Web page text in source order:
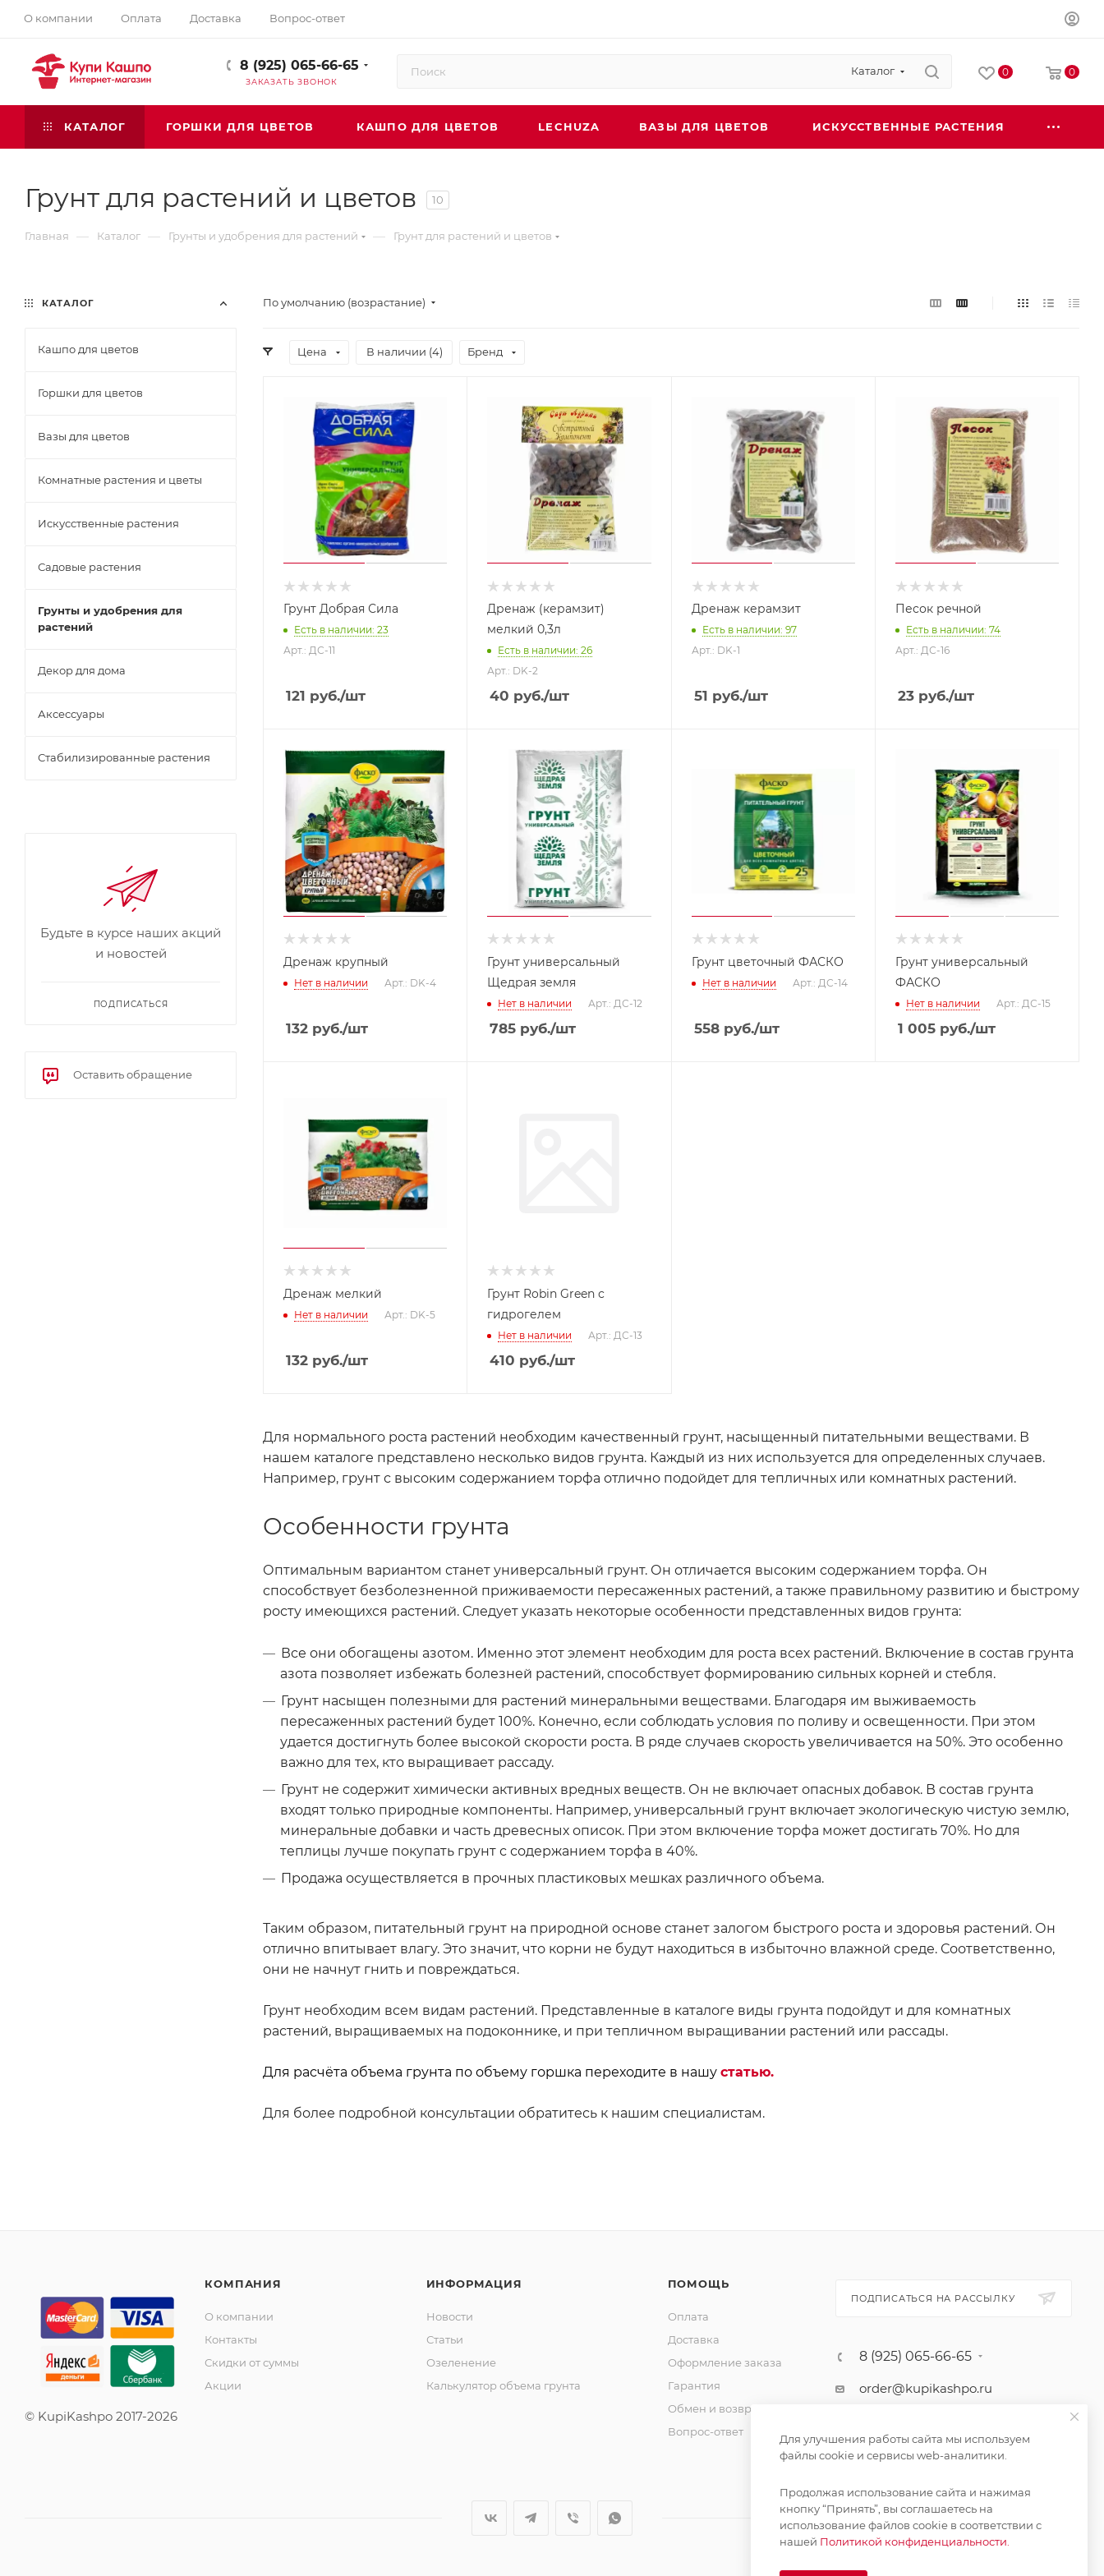
О компании Оплата Доставка Вопрос-ответ
8 (925) 065-66-65
ЗАКАЗАТЬ ЗВОНОК
Каталог 0 0
КАТАЛОГ ГОРШКИ ДЛЯ ЦВЕТОВ КАШПО ДЛЯ ЦВЕТОВ LECHUZA ВАЗЫ ДЛЯ ЦВЕТОВ ИСКУССТВЕННЫЕ РАСТЕНИЯ
Грунт для растений и цветов 10
Главная — Каталог — Грунты и удобрения для растений — Грунт для растений и цветов
По умолчанию (возрастание)
Цена В наличии (4) Бренд
Грунт Добрая Сила
Есть в наличии: 23
Арт.: ДС-11
121 руб./шт
Дренаж (керамзит)
мелкий 0,3л
Есть в наличии: 26
Арт.: DK-2
40 руб./шт
Дренаж керамзит
Есть в наличии: 97
Арт.: DK-1
51 руб./шт
Песок речной
Есть в наличии: 74
Арт.: ДС-16
23руб./шт
Дренаж крупный
Нет в наличии Арт.: DK-4
132 руб./шт
Грунт универсальный
Щедрая земля
Нет в наличии Арт.: ДС-12
785 руб./шт
Грунт цветочный ФАСКО
Нет в наличии Арт.: ДС-14
558руб./шт
Грунт универсальный
ФАСКО
Нет в наличии Арт.: ДС-15
1 005руб./шт
Дренаж мелкий
Нет в наличии Арт.: DK-5
132 руб./шт
Грунт Robin Green с
гидрогелем
Нет в наличии Арт.: ДС-13
410 руб./шт
Для нормального роста растений необходим качественный грунт, насыщенный питательными веществами. В
нашем каталоге представлено несколько видов грунта. Каждый из них используется для определенных случаев.
Например, грунт с высоким содержанием торфа отлично подойдет для тепличных или комнатных растений.
Особенности грунта
Оптимальным вариантом станет универсальный грунт. Он отличается высоким содержанием торфа. Он
способствует безболезненной приживаемости пересаженных растений, а также правильному развитию и быстрому
росту имеющихся растений. Следует указать некоторые особенности представленных видов грунта:
Все они обогащены азотом. Именно этот элемент необходим для роста всех растений. Включение в состав грунта
азота позволяет избежать болезней растений, способствует формированию сильных корней и стебля.
Грунт насыщен полезными для растений минеральными веществами. Благодаря им выживаемость
пересаженных растений будет 100%. Конечно, если соблюдать условия по поливу и освещенности. При этом
удается достигнуть более высокой скорости роста. В ряде случаев скорость увеличивается на 50%. Это особенно
важно для тех, кто выращивает рассаду.
Грунт не содержит химически активных вредных веществ. Он не включает опасных добавок. В состав грунта
входят только природные компоненты. Например, универсальный грунт включает экологическую чистую землю,
минеральные добавки и часть древесных описок. При этом включение торфа может достигать 70%. Но для
теплицы лучше покупать грунт с содержанием торфа в 40%.
Продажа осуществляется в прочных пластиковых мешках различного объема.
Таким образом, питательный грунт на природной основе станет залогом быстрого роста и здоровья растений. Он
отлично впитывает влагу. Это значит, что корни не будут находиться в избыточно влажной среде. Соответственно,
они не начнут гнить и повреждаться.
Грунт необходим всем видам растений. Представленные в каталоге виды грунта подойдут и для комнатных
растений, выращиваемых на подоконнике, и при тепличном выращивании растений или рассады.
Для расчёта объема грунта по объему горшка переходите в нашу статью.
Для более подробной консультации обратитесь к нашим специалистам.
КАТАЛОГ
Кашпо для цветов
Горшки для цветов
Вазы для цветов
Комнатные растения и цветы
Искусственные растения
Садовые растения
Грунты и удобрения для
растений
Декор для дома
Аксессуары
Стабилизированные растения
Будьте в курсе наших акций
и новостей
ПОДПИСАТЬСЯ
Оставить обращение
© KupiKashpo 2017-2026
КОМПАНИЯ
О компании
Контакты
Скидки от суммы
Акции
ИНФОРМАЦИЯ
Новости
Статьи
Озеленение
Калькулятор объема грунта
ПОМОЩЬ
Оплата
Доставка
Оформление заказа
Гарантия
Обмен и возврат
Вопрос-ответ
ПОДПИСАТЬСЯ НА РАССЫЛКУ
8 (925) 065-66-65
order@kupikashpo.ru
Для улучшения работы сайта мы используем
файлы cookie и сервисы web-аналитики.
Продолжая использование сайта и нажимая
кнопку “Принять”, вы соглашаетесь на
использование файлов cookie в соответствии с
нашей Политикой конфиденциальности.